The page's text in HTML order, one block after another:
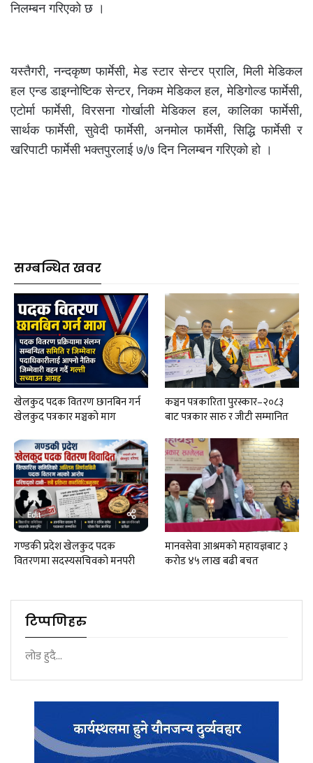
निलम्बन गरिएको छ ।
यस्तैगरी, नन्दकृष्ण फार्मेसी, मेड स्टार सेन्टर प्रालि, मिली मेडिकल
हल एन्ड डाइग्नोष्टिक सेन्टर, निकम मेडिकल हल, मेडिगोल्ड फार्मेसी,
एटोर्मा फार्मेसी, विरसना गोर्खाली मेडिकल हल, कालिका फार्मेसी,
सार्थक फार्मेसी, सुवेदी फार्मेसी, अनमोल फार्मेसी, सिद्धि फार्मेसी र
खरिपाटी फार्मेसी भक्तपुरलाई ७/७ दिन निलम्बन गरिएको हो ।
सम्बन्धित खवर
खेलकुद पदक वितरण छानबिन गर्न
खेलकुद पत्रकार मञ्चकाे माग
कञ्चन पत्रकारिता पुरस्कार–२०८३
बाट पत्रकार सारु र जीटी सम्मानित
गण्डकी प्रदेश खेलकुद पदक
वितरणमा सदस्यसचिवकाे मनपरी
मानवसेवा आश्रमकाे‌ महायज्ञबाट ३
करोड ४५ लाख बढी बचत
टिप्पणिहरु
लोड हुदै...